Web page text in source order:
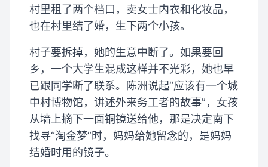
村里租了两个档口，卖女士内衣和化妆品，
也在村里结了婚，生下两个小孩。
村子要拆掉，她的生意中断了。如果要回
乡，一个大学生混成这样并不光彩，她也早
已跟同学断了联系。陈洲说起“应该有一个城
中村博物馆，讲述外来务工者的故事”，女孩
从墙上摘下一面铜镜送给他，那是决定南下
找寻“淘金梦”时，妈妈给她留念的，是妈妈
结婚时用的镜子。